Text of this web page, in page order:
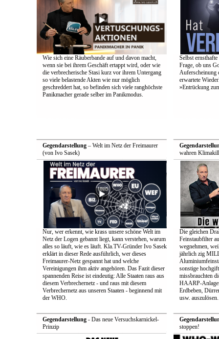
Wie sich eine Räuberbande auf und davon macht,
wenn sie bei ihrem Geschäft ertappt wird, oder wie
die verbrecherische Stasi kurz vor ihrem Untergang
so viele belastende Akten wie nur möglich
geschreddert hat, so befinden sich viele ranghöchste
Panikmacher gerade selber im Panikmodus.
Selbst
Frage, ob uns
Auferscheinung
erwartete
»Entrückung
Gegendarstellung– Welt im Netz der Freimaurer
(von Ivo Sasek)
Nur, wer erkennt, wie krass unsere schöne Welt im
Netz der Logen gebannt liegt, kann verstehen, warum
alles so läuft, wie es läuft. Kla.TV-Gründer Ivo Sasek
erklärt in dieser Rede ausführlich, wer dieses
Freimaurer-Netz gespannt hat und welche
Vereinigungen ihm aktiv angehören. Das Fazit dieser
spannenden Reise ist eindeutig: Alle Staaten raus aus
diesem Verbrechernetz - und raus mit diesem
Verbrechernetz aus unseren Staaten - beginnend mit
der WHO.
wahren
Die gleichen
Feinstaubfilter
wegnehmen,
jährlich zig
sonstige
missbrauchten
HAARP-
Erdbeben,
usw. auszulösen.
Gegendarstellung- Das neue Versuchskarnickel-
Prinzip
stoppen!